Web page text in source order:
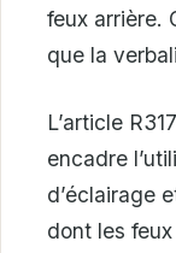
feux arrière.
que la
L’article
encadre
d’éclairage
dont les